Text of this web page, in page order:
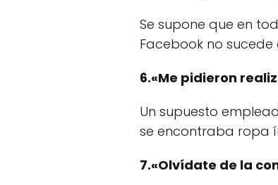
Se supone que en
Facebook no
6.«Me pidieron
Un supuesto
se encontraba ropa
7.«Olvídate de la